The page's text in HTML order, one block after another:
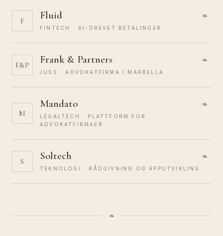
F Fluid
FINTECH AI-DREVET BETALINGER
❧
F&P Frank & Partners
JUSS ADVOKATFIRMA I MARBELLA
❧
M
Mandato
LEGALTECH
PLATTFORM FOR
ADVOKATFIRMAER
❧
S Soltech
TEKNOLOGI RÅDGIVNING OG APPUTVIKLING
❧